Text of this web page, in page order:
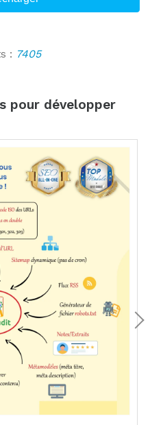
: 7405
pour développer